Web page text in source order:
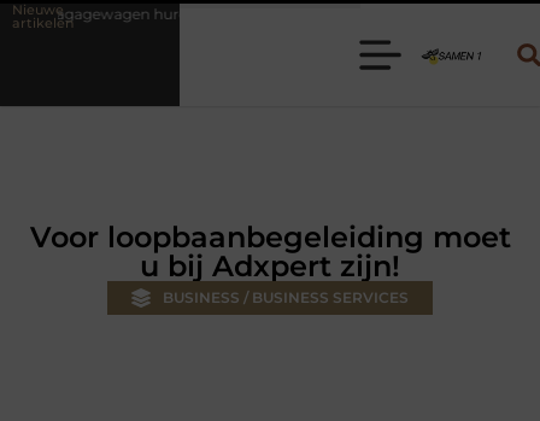
Nieuwe
artikelenKies de juiste aanhanger voor jouw klus
Voor loopbaanbegeleiding moet
u bij Adxpert zijn!
BUSINESS / BUSINESS SERVICES